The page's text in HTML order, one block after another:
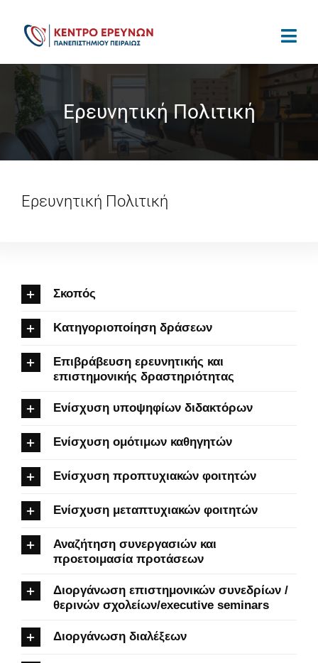
περιεχόμενο
Ερευνητική Πολιτική
Ερευνητική Πολιτική
Σκοπός
Κατηγοριοποίηση δράσεων
Επιβράβευση ερευνητικής και
επιστημονικής δραστηριότητας
Ενίσχυση υποψηφίων διδακτόρων
Ενίσχυση ομότιμων καθηγητών
Ενίσχυση προπτυχιακών φοιτητών
Ενίσχυση μεταπτυχιακών φοιτητών
Αναζήτηση συνεργασιών και
προετοιμασία προτάσεων
Διοργάνωση επιστημονικών συνεδρίων /
θερινών σχολείων/executive seminars
Διοργάνωση διαλέξεων